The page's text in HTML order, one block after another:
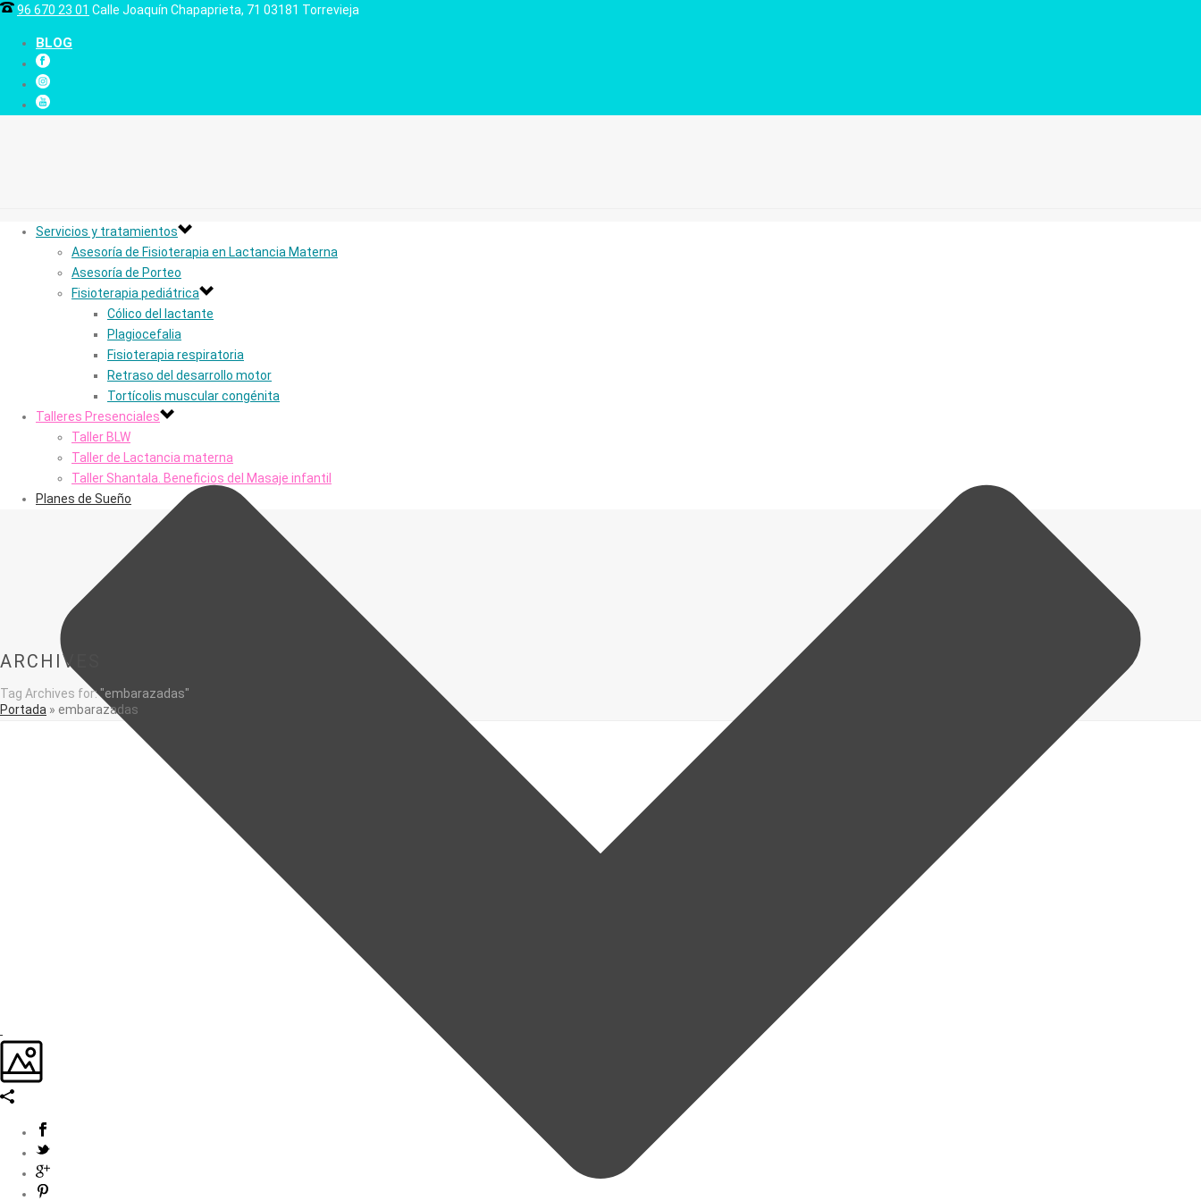
96 670 23 01 Calle Joaquín Chapaprieta, 71 03181 Torrevieja
BLOG
Servicios y tratamientos
Asesoría de Fisioterapia en Lactancia Materna
Asesoría de Porteo
Fisioterapia pediátrica
Cólico del lactante
Plagiocefalia
Fisioterapia respiratoria
Retraso del desarrollo motor
Tortícolis muscular congénita
Talleres Presenciales
Taller BLW
Taller de Lactancia materna
Taller Shantala. Beneficios del Masaje infantil
Planes de Sueño
ARCHIVES
Tag Archives for: "embarazadas"
Portada » embarazadas